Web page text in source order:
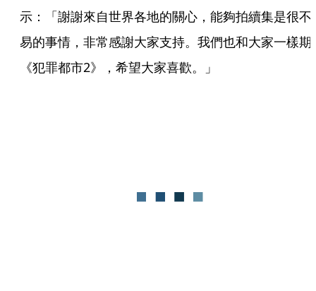
示：「謝謝來自世界各地的關心，能夠拍續集是很不
易的事情，非常感謝大家支持。我們也和大家一樣期
《犯罪都市2》，希望大家喜歡。」